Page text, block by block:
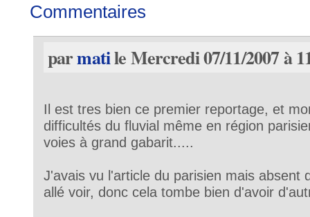
Commentaires
parmatile Mercredi 07/11/2007 à
Il est tres bien ce premier reportage, et
difficultés du fluvial même en région
voies à grand gabarit.....
J'avais vu l'article du parisien mais absent
allé voir, donc cela tombe bien d'avoir